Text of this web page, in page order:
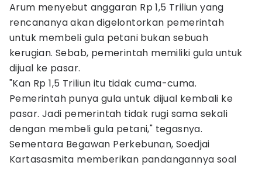
Arum menyebut anggaran Rp 1,5 Triliun yang
rencananya akan digelontorkan pemerintah
untuk membeli gula petani bukan sebuah
kerugian. Sebab, pemerintah memiliki gula untuk
dijual ke pasar.
"Kan Rp 1,5 Triliun itu tidak cuma-cuma.
Pemerintah punya gula untuk dijual kembali ke
pasar. Jadi pemerintah tidak rugi sama sekali
dengan membeli gula petani," tegasnya.
Sementara Begawan Perkebunan, Soedjai
Kartasasmita memberikan pandangannya soal